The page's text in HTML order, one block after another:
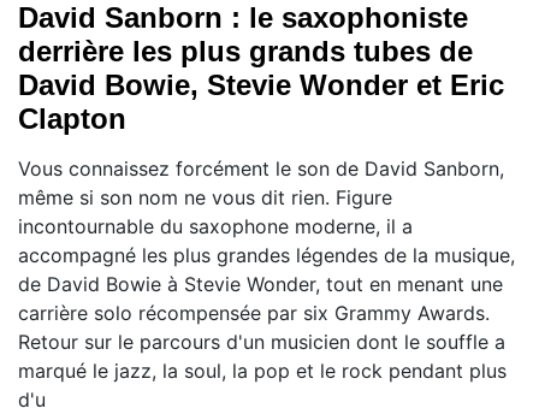
David Sanborn : le saxophoniste
derrière les plus grands tubes de
David Bowie, Stevie Wonder et Eric
Clapton
Vous connaissez forcément le son de David Sanborn,
même si son nom ne vous dit rien. Figure
incontournable du saxophone moderne, il a
accompagné les plus grandes légendes de la musique,
de David Bowie à Stevie Wonder, tout en menant une
carrière solo récompensée par six Grammy Awards.
Retour sur le parcours d'un musicien dont le souffle a
marqué le jazz, la soul, la pop et le rock pendant plus
d'u